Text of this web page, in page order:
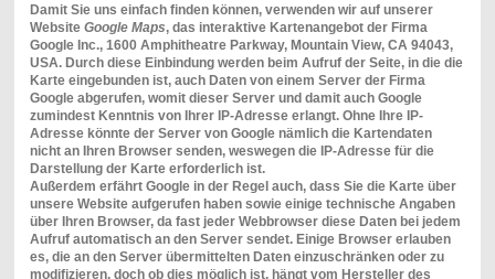
Damit Sie uns einfach finden können, verwenden wir auf unserer
Website Google Maps, das interaktive Kartenangebot der Firma
Google Inc., 1600 Amphitheatre Parkway, Mountain View, CA 94043,
USA. Durch diese Einbindung werden beim Aufruf der Seite, in die die
Karte eingebunden ist, auch Daten von einem Server der Firma
Google abgerufen, womit dieser Server und damit auch Google
zumindest Kenntnis von Ihrer IP-Adresse erlangt. Ohne Ihre IP-
Adresse könnte der Server von Google nämlich die Kartendaten
nicht an Ihren Browser senden, weswegen die IP-Adresse für die
Darstellung der Karte erforderlich ist.
Außerdem erfährt Google in der Regel auch, dass Sie die Karte über
unsere Website aufgerufen haben sowie einige technische Angaben
über Ihren Browser, da fast jeder Webbrowser diese Daten bei jedem
Aufruf automatisch an den Server sendet. Einige Browser erlauben
es, die an den Server übermittelten Daten einzuschränken oder zu
modifizieren, doch ob dies möglich ist, hängt vom Hersteller des